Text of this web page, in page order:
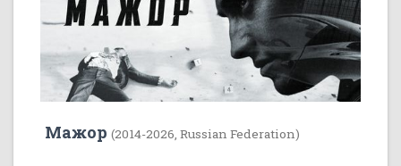
Мажор (2014-2026, Russian Federation)